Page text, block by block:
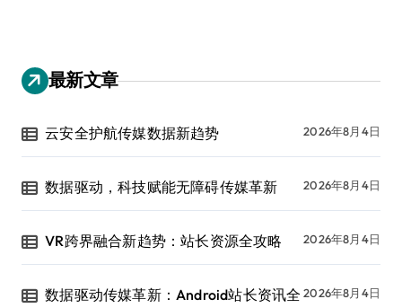
最新文章
云安全护航传媒数据新趋势 2026年8月4日
数据驱动，科技赋能无障碍传媒革新 2026年8月4日
VR跨界融合新趋势：站长资源全攻略 2026年8月4日
数据驱动传媒革新：Android站长资讯全 2026年8月4日